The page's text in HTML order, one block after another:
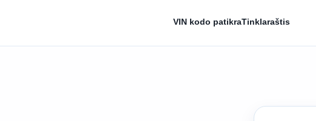
VIN kodo patikraTinklaraštis